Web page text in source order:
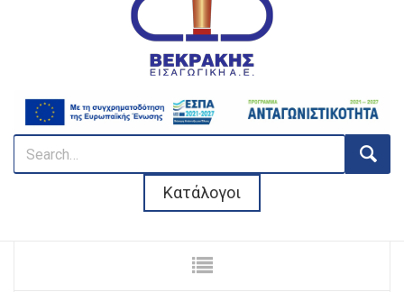
Κατάλογοι